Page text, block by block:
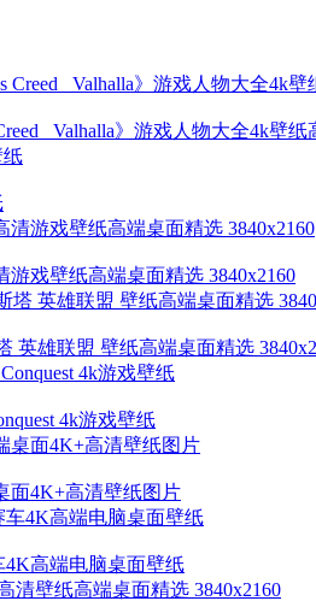
Valhalla》游戏人物大全4k壁
游戏壁纸高端桌面精选 3840x2160
英雄联盟 壁纸高端桌面精选
4k游戏壁纸
面4K+高清壁纸图片
4K高端电脑桌面壁纸